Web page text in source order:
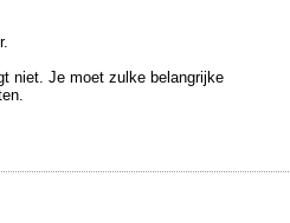
niet. Je moet zulke belangrijke